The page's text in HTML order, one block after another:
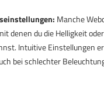
Manche
denen du die Helligkeit
Intuitive Einstellungen
bei schlechter